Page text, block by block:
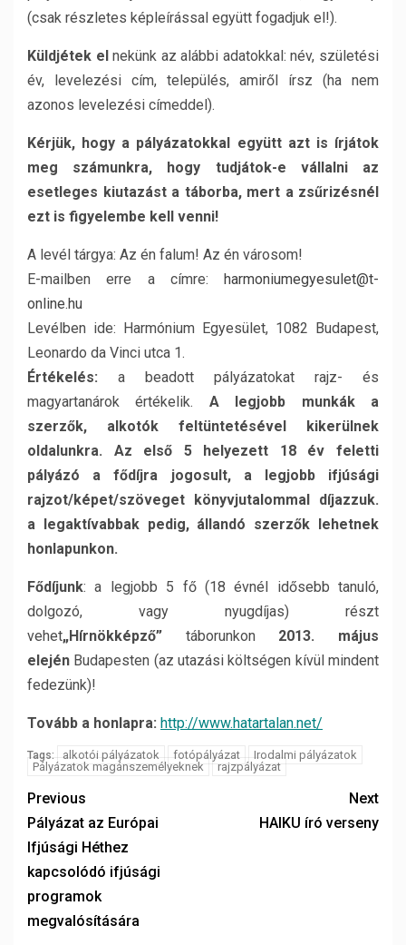
(csak részletes képleírással együtt fogadjuk el!).
Küldjétek elnekünk az alábbi adatokkal: név, születési
év, levelezési cím, település, amiről írsz (ha nem
azonos levelezési címeddel).
Kérjük, hogy a pályázatokkal együtt azt is írjátok
meg számunkra, hogy tudjátok-e vállalni az
esetleges kiutazást a táborba, mert a zsűrizésnél
ezt is figyelembe kell venni!
A levél tárgya: Az én falum! Az én városom!
E-mailben erre a címre: harmoniumegyesulet@t-
online.hu
Levélben ide: Harmónium Egyesület, 1082 Budapest,
Leonardo da Vinci utca 1.
Értékelés: a beadott pályázatokat rajz- és
magyartanárok értékelik. A legjobb munkák a
szerzők, alkotók feltüntetésével kikerülnek
oldalunkra. Az első 5 helyezett 18 év feletti
pályázó a fődíjra jogosult, a legjobb ifjúsági
rajzot/képet/szöveget könyvjutalommal díjazzuk.
a legaktívabbak pedig, állandó szerzők lehetnek
honlapunkon.
Fődíjunk: a legjobb 5 fő (18 évnél idősebb tanuló,
dolgozó, vagy nyugdíjas) részt
vehet„Hírnökképző” táborunkon 2013. május
elején Budapesten (az utazási költségen kívül mindent
fedezünk)!
Tovább a honlapra: http://www.hatartalan.net/
Tags: alkotói pályázatok fotópályázat
Irodalmi pályázatok
Pályázatok magánszemélyeknek
rajzpályázat
Previous
Pályázat az Európai
Ifjúsági Héthez
kapcsolódó ifjúsági
programok
megvalósítására
Next
HAIKU író verseny